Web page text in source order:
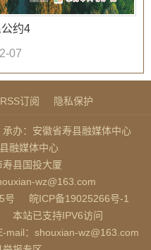
约4
07
RSS订阅 隐私保护
承办：安徽省寿县融媒体中心
融媒体中心
县国投大厦
wz@163.com
号
皖ICP备19025266号-1
本站已支持IPV6访问
mail：shouxian-wz@163.com